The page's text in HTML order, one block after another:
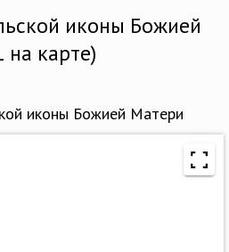
иконы Божией
на карте)
иконы Божией Матери